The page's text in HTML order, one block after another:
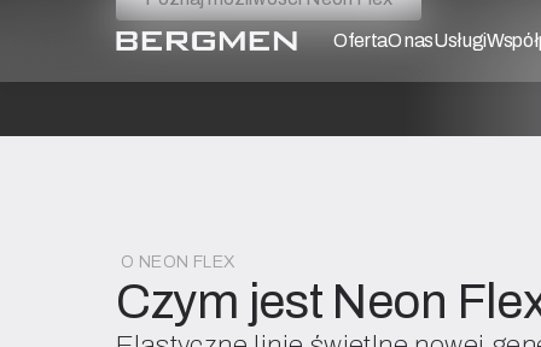
O NEON FLEX
Czym jest Neon
OfertaO nasUsługi